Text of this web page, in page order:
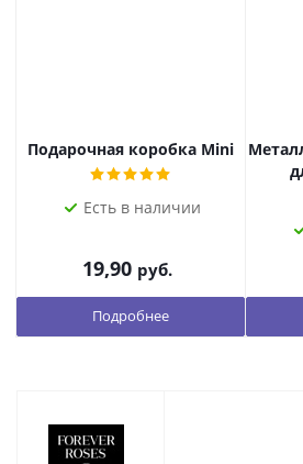
Подарочная коробка Mini
Есть в наличии
19,90 руб.
Подробнее